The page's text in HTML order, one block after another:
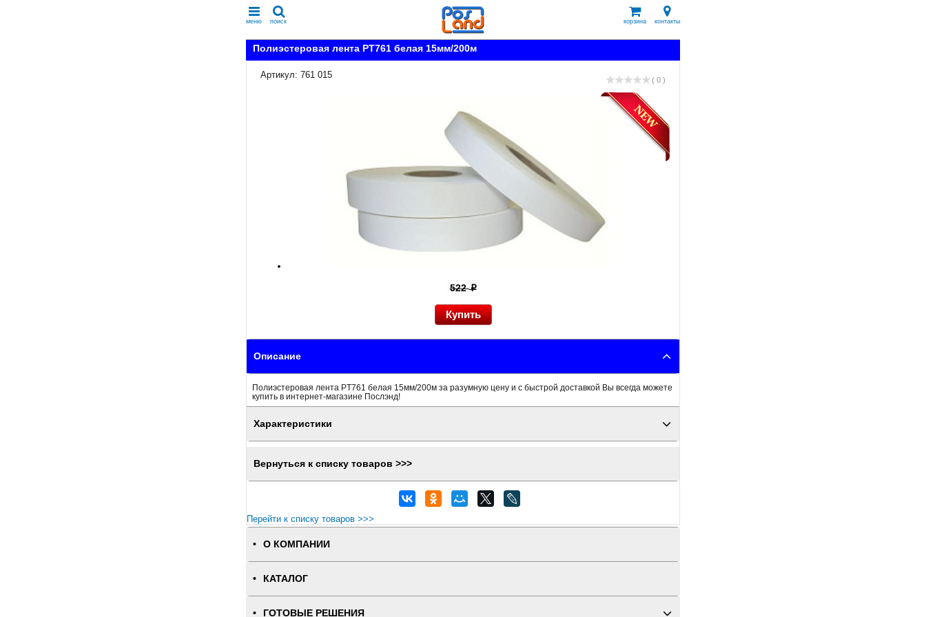
меню поиск корзина контакты
Полиэстеровая лента PT761 белая 15мм/200м
Артикул: 761 015
( 0 )
522p
Описание
Полиэстеровая лента PT761 белая 15мм/200м за разумную цену и с быстрой доставкой Вы всегда можете
купить в интернет-магазине Послэнд!
Характеристики
Вернуться к списку товаров >>>
Перейти к списку товаров >>>
О КОМПАНИИ
КАТАЛОГ
ГОТОВЫЕ РЕШЕНИЯ